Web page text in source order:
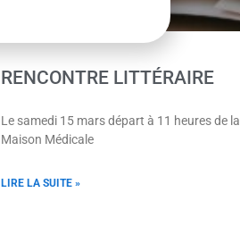
RENCONTRE LITTÉRAIRE
Le samedi 15 mars départ à 11 heures de la
Maison Médicale
LIRE LA SUITE »